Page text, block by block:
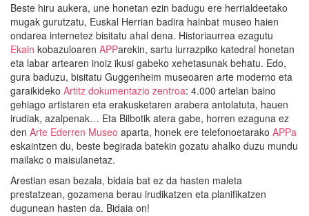
Beste hiru aukera, une honetan ezin badugu ere herrialdeetako
mugak gurutzatu, Euskal Herrian badira hainbat museo haien
ondarea internetez bisitatu ahal dena. Historiaurrea ezagutu
Ekain kobazuloaren APParekin, sartu lurrazpiko katedral honetan
eta labar artearen inoiz ikusi gabeko xehetasunak behatu. Edo,
gura baduzu, bisitatu Guggenheim museoaren arte moderno eta
garaikideko Artitz dokumentazio zentroa: 4.000 artelan baino
gehiago artistaren eta erakusketaren arabera antolatuta, hauen
irudiak, azalpenak… Eta Bilbotik atera gabe, horren ezaguna ez
den Arte Ederren Museo aparta, honek ere telefonoetarako APPa
eskaintzen du, beste begirada batekin gozatu ahalko duzu mundu
mailakc o maisulanetaz.
Arestian esan bezala, bidaia bat ez da hasten maleta
prestatzean, gozamena berau irudikatzen eta planifikatzen
dugunean hasten da. Bidaia on!